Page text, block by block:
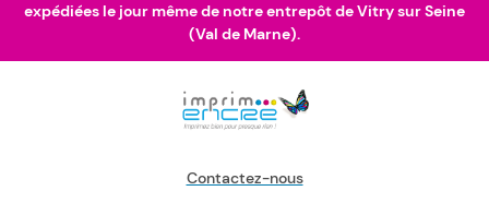
expédiées le jour même de notre entrepôt de Vitry sur Seine
(Val de Marne).
Contactez-nous